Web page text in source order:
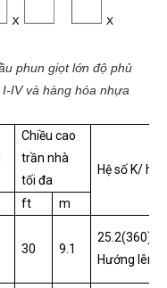
phun giọt lớn độ phủ
IV và hàng hóa nhựa
Chiều cao
trần nhà
tối đa
Hệ số K/
ft m
30 9.1
25.2(360)
Hướng lên/